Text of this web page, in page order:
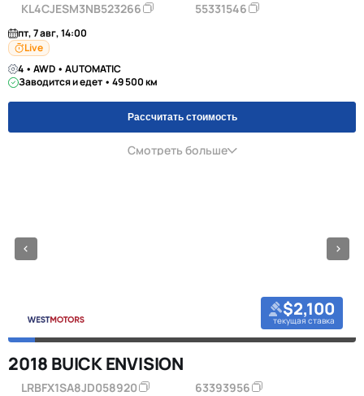
KL4CJESM3NB523266 55331546
пт, 7 авг, 14:00
Live
4 • AWD • AUTOMATIC
Заводится и едет • 49 500 км
Рассчитать стоимость
Смотреть больше
$2,100
текущая ставка
2018 BUICK ENVISION
LRBFX1SA8JD058920 63393956